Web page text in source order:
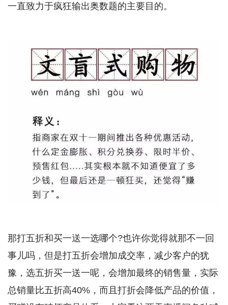
一直致力于疯狂输出奥数题的主要目的。
那打五折和买一送一选哪个?也许你觉得就那不一回
事儿吗，但是打五折会增加成交率，减少客户的犹
豫，选五折买一送一呢，会增加最终的销售量，实际
总销量比五折高40%，而且打折会降低产品的价值，